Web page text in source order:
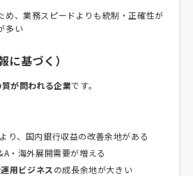
め、業務スピードよりも統制・正確性が
多い
に基づく）
が問われる企業です。
り、国内銀行収益の改善余地がある
・海外展開需要が増える
用ビジネスの成長余地が大きい